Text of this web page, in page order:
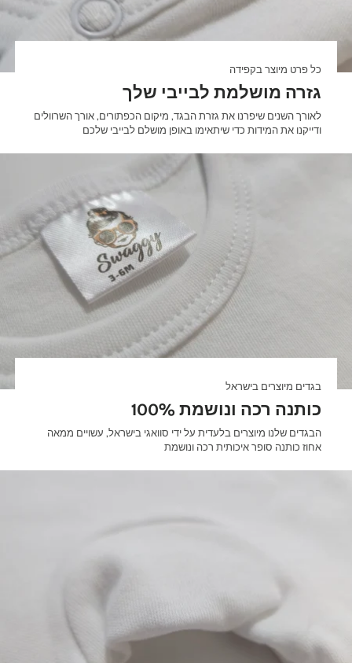
כל פרט מיוצר בקפידה
גזרה מושלמת לבייבי שלך
לאורך השנים שיפרנו את גזרת הבגד, מיקום הכפתורים, אורך השרוולים
ודייקנו את המידות כדי שיתאימו באופן מושלם לבייבי שלכם
בגדים מיוצרים בישראל
100% כותנה רכה ונושמת
הבגדים שלנו מיוצרים בלעדית על ידי סוואגי בישראל, עשויים ממאה
אחוז כותנה סופר איכותית רכה ונושמת